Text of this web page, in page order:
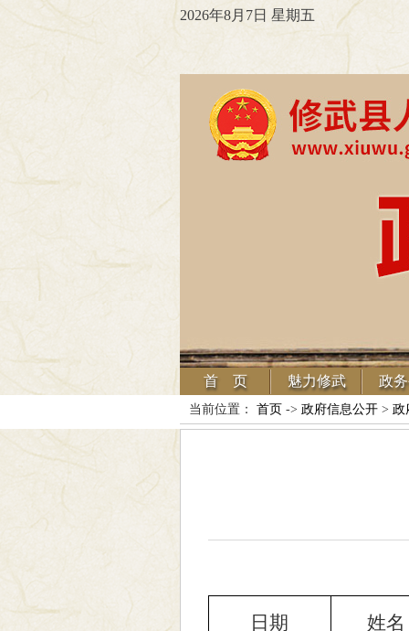
2026年8月7日 星期五
首 页 魅力修武 政
当前位置： 首页 -> 政府信息公开> 政
日期 姓名